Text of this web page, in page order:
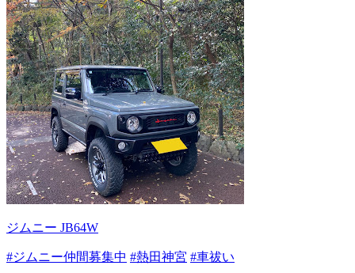
ジムニー JB64W
#ジムニー仲間募集中 #熱田神宮 #車祓い